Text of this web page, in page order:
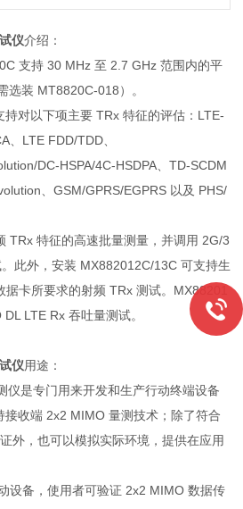
仪介绍：
支持 30 MHz 至 2.7 GHz 范围内的平
选装 MT8820C-018）。
对以下项主要 TRx 特征的评估：LTE-
、LTE FDD/TDD、
DC-HSPA/4C-HSDPA、TD-SCDM
、GSM/GPRS/EGPRS 以及 PHS/
TRx 特征的高速批量测量，并调用 2G/3
。此外，安装 MX882012C/13C 可支持生
据卡所要求的射频 TRx 测试。MX88201
LTE Rx 吞吐量测试。
仪用途：
仪是专门用来开发和生产行动终端设备
接收端 2x2 MIMO 量测技术；除了符合
外，也可以模拟实际环境，提供在应用
设备，使用者可验证 2x2 MIMO 数据传